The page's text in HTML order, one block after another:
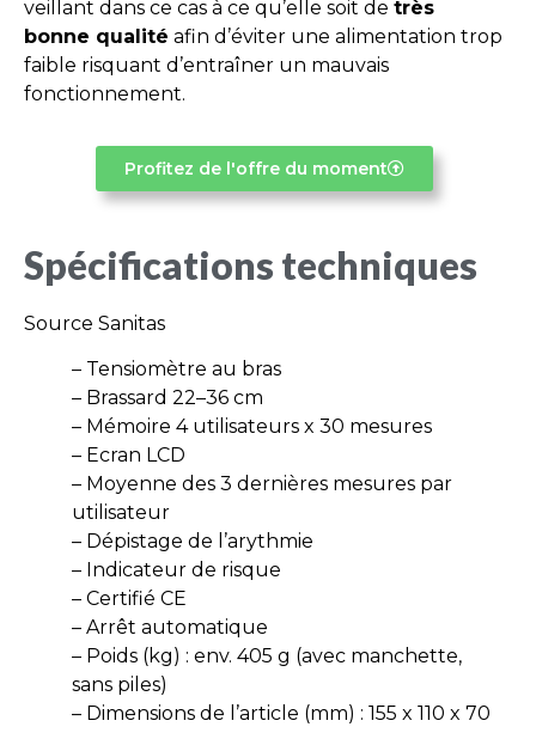
veillant dans ce cas à ce qu’elle soit de très
bonne qualité afin d’éviter une alimentation trop
faible risquant d’entraîner un mauvais
fonctionnement.
Profitez de l'offre du moment
Spécifications techniques
Source Sanitas
– Tensiomètre au bras
– Brassard 22–36 cm
– Mémoire 4 utilisateurs x 30 mesures
– Ecran LCD
– Moyenne des 3 dernières mesures par
utilisateur
– Dépistage de l’arythmie
– Indicateur de risque
– Certifié CE
– Arrêt automatique
– Poids (kg) : env. 405 g (avec manchette,
sans piles)
– Dimensions de l’article (mm) : 155 x 110 x 70